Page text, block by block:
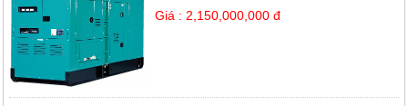
Giá : 2,150,000,000 đ